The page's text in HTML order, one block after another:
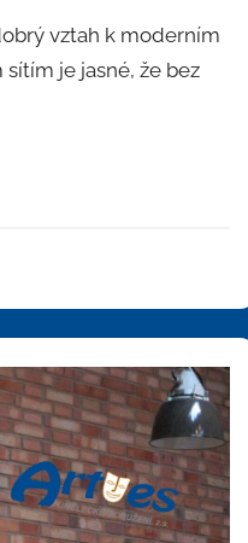
vztah k moderním
je jasné, že bez